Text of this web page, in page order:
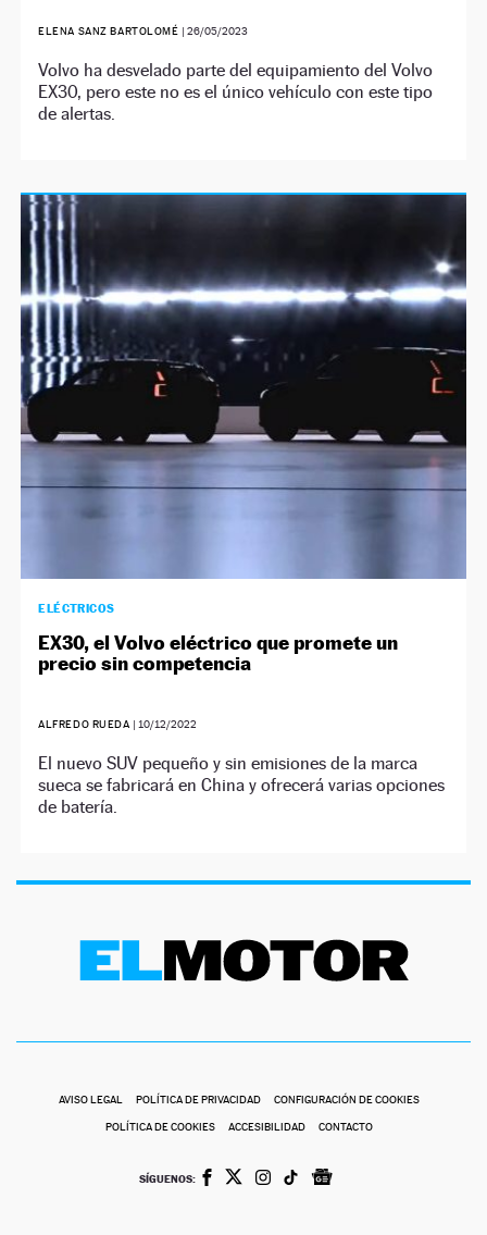
ELENA SANZ BARTOLOMÉ | 26/05/2023
Volvo ha desvelado parte del equipamiento del Volvo
EX30, pero este no es el único vehículo con este tipo
de alertas.
ELÉCTRICOS
EX30, el Volvo eléctrico que promete un
precio sin competencia
ALFREDO RUEDA | 10/12/2022
El nuevo SUV pequeño y sin emisiones de la marca
sueca se fabricará en China y ofrecerá varias opciones
de batería.
AVISO LEGAL POLÍTICA DE PRIVACIDAD CONFIGURACIÓN DE COOKIES
POLÍTICA DE COOKIES ACCESIBILIDAD CONTACTO
SÍGUENOS: